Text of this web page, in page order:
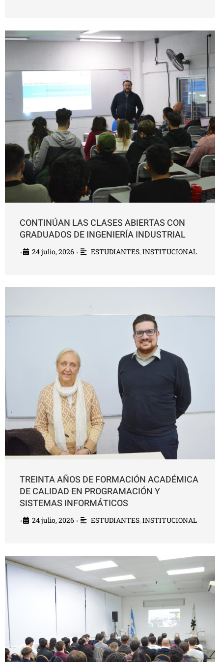
CONTINÚAN LAS CLASES ABIERTAS CON
GRADUADOS DE INGENIERÍA INDUSTRIAL
• 24 julio, 2026 • ESTUDIANTES, INSTITUCIONAL
TREINTA AÑOS DE FORMACIÓN ACADÉMICA
DE CALIDAD EN PROGRAMACIÓN Y
SISTEMAS INFORMÁTICOS
• 24 julio, 2026 • ESTUDIANTES, INSTITUCIONAL